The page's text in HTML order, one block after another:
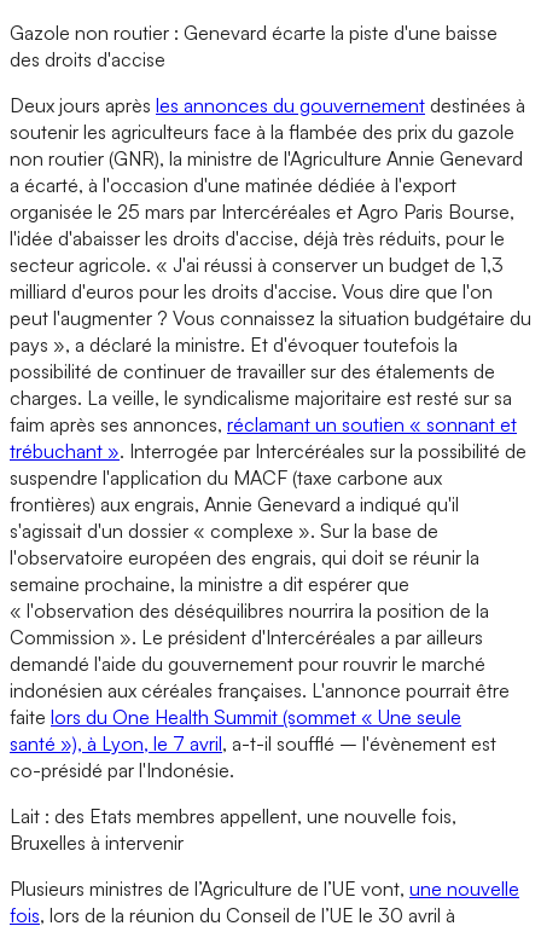
Gazole non routier : Genevard écarte la piste d'une baisse
des droits d'accise
Deux jours après les annonces du gouvernement destinées à
soutenir les agriculteurs face à la flambée des prix du gazole
non routier (GNR), la ministre de l'Agriculture Annie Genevard
a écarté, à l'occasion d'une matinée dédiée à l'export
organisée le 25 mars par Intercéréales et Agro Paris Bourse,
l'idée d'abaisser les droits d'accise, déjà très réduits, pour le
secteur agricole. « J'ai réussi à conserver un budget de 1,3
milliard d'euros pour les droits d'accise. Vous dire que l'on
peut l'augmenter ? Vous connaissez la situation budgétaire du
pays », a déclaré la ministre. Et d'évoquer toutefois la
possibilité de continuer de travailler sur des étalements de
charges. La veille, le syndicalisme majoritaire est resté sur sa
faim après ses annonces, réclamant un soutien « sonnant et
trébuchant ». Interrogée par Intercéréales sur la possibilité de
suspendre l'application du MACF (taxe carbone aux
frontières) aux engrais, Annie Genevard a indiqué qu'il
s'agissait d'un dossier « complexe ». Sur la base de
l'observatoire européen des engrais, qui doit se réunir la
semaine prochaine, la ministre a dit espérer que
« l'observation des déséquilibres nourrira la position de la
Commission ». Le président d'Intercéréales a par ailleurs
demandé l'aide du gouvernement pour rouvrir le marché
indonésien aux céréales françaises. L'annonce pourrait être
faite lors du One Health Summit (sommet « Une seule
santé »), à Lyon, le 7 avril, a-t-il soufflé – l'évènement est
co-présidé par l'Indonésie.
Lait : des Etats membres appellent, une nouvelle fois,
Bruxelles à intervenir
Plusieurs ministres de l’Agriculture de l’UE vont, une nouvelle
fois, lors de la réunion du Conseil de l’UE le 30 avril à